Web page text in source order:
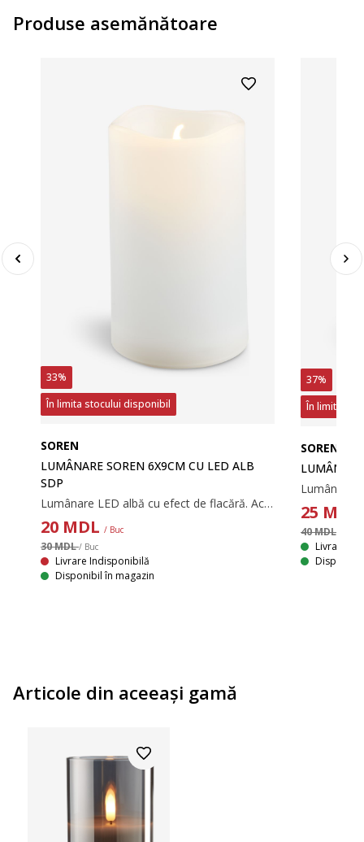
Produse asemănătoare
33%
În limita stocului disponibil
SOREN
LUMÂNARE SOREN 6X9CM CU LED ALB
SDP
Lumânare LED albă cu efect de flacără. Această lumânare are lumină LED încorporată și o funcție de temporizator cu intervale de 6 ore pornit și 18 ore oprit. Ideală pentru crearea unei atmosfere calde. Necesită 2 baterii AA (neincluse). Ø6x9 cm
20MDL / Buc
30 MDL/ Buc
Livrare Indisponibilă
Disponibil în magazin
37%
În limita
SOREN
25 MDL
40 MDL
Livrare
Disponibil
Articole din aceeaşi gamă